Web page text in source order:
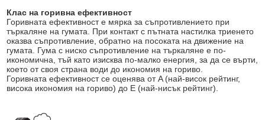
Клас на горивна ефективност
Горивната ефективност е мярка за съпротивлението при
търкаляне на гумата. При контакт с пътната настилка триенето
оказва съпротивление, обратно на посоката на движение на
гумата. Гума с ниско съпротивление на търкаляне е по-
икономична, тъй като изисква по-малко енергия, за да се върти,
което от своя страна води до икономия на гориво.
Горивната ефективност се оценява от A (най-висок рейтинг,
висока икономия на гориво) до E (най-нисък рейтинг).